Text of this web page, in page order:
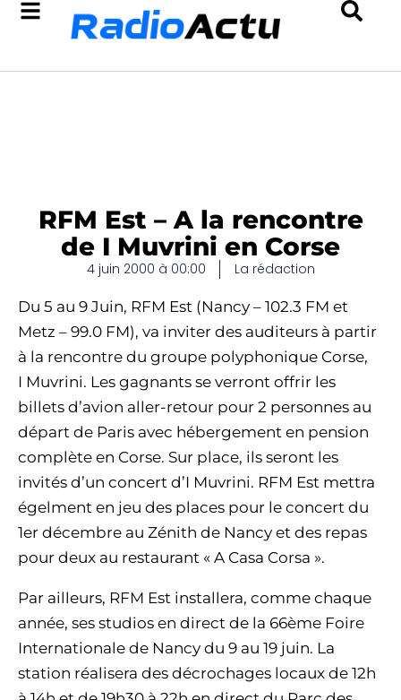
RFM Est – A la rencontre
de I Muvrini en Corse
4 juin 2000 à 00:00 La rédaction
Du 5 au 9 Juin, RFM Est (Nancy – 102.3 FM et
Metz – 99.0 FM), va inviter des auditeurs à partir
à la rencontre du groupe polyphonique Corse,
I Muvrini. Les gagnants se verront offrir les
billets d’avion aller-retour pour 2 personnes au
départ de Paris avec hébergement en pension
complète en Corse. Sur place, ils seront les
invités d’un concert d’I Muvrini. RFM Est mettra
égelment en jeu des places pour le concert du
1er décembre au Zénith de Nancy et des repas
pour deux au restaurant « A Casa Corsa ».
Par ailleurs, RFM Est installera, comme chaque
année, ses studios en direct de la 66ème Foire
Internationale de Nancy du 9 au 19 juin. La
station réalisera des décrochages locaux de 12h